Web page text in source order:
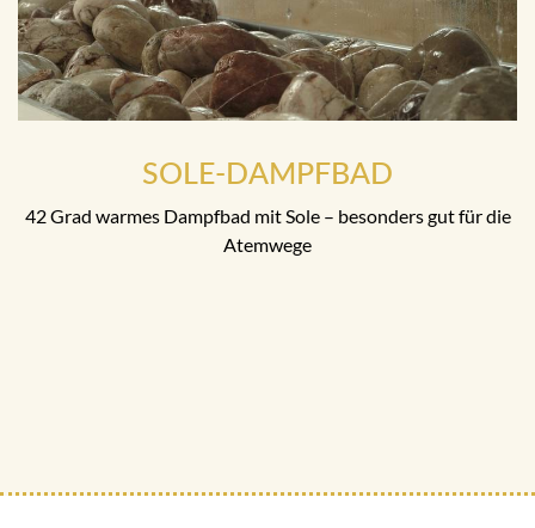
SOLE-DAMPFBAD
42 Grad warmes Dampfbad mit Sole – besonders gut für die
Atemwege